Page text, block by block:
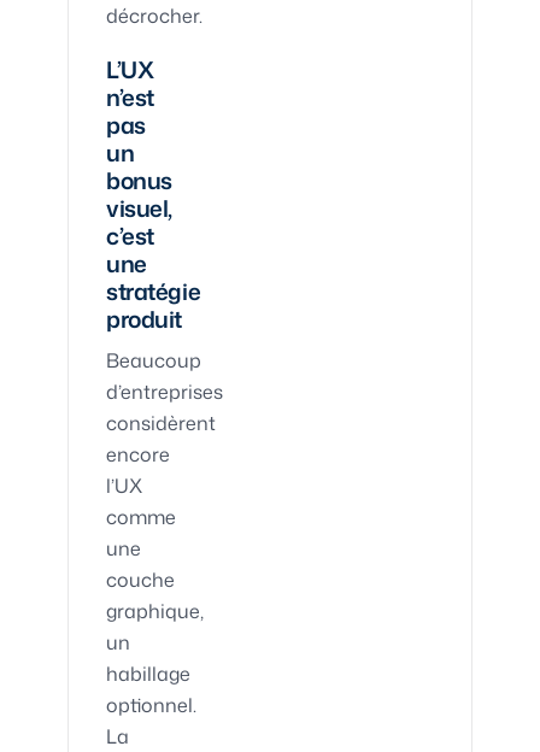
décrocher.
L’UX
n’est
pas
un
bonus
visuel,
c’est
une
stratégie
produit
Beaucoup
d’entreprises
considèrent
encore
l’UX
comme
une
couche
graphique,
un
habillage
optionnel.
La